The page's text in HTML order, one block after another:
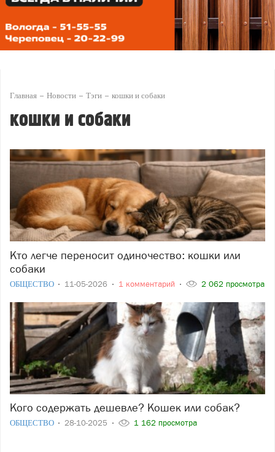
Главная Новости Тэги кошки и собаки
кошки и собаки
Кто легче переносит одиночество: кошки или
собаки
ОБЩЕСТВО 11-05-2026 1 комментарий 2 062 просмотра
Кого содержать дешевле? Кошек или собак?
ОБЩЕСТВО 28-10-2025 1 162 просмотра